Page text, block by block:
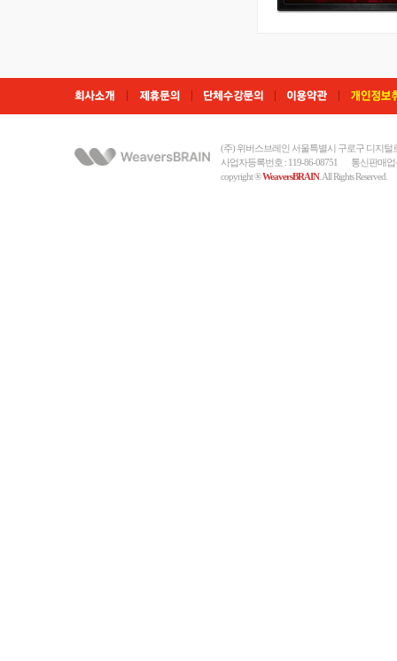
(주) 위버스브레인 서울특별시 구로구 디지털
사업자등록번호 : 119-86-08751
통신판매업
copyright ®WeaversBRAIN. All Rights Reserved.